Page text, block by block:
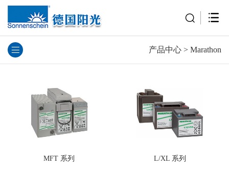
产品中心 > Marathon
MFT 系列 L/XL 系列